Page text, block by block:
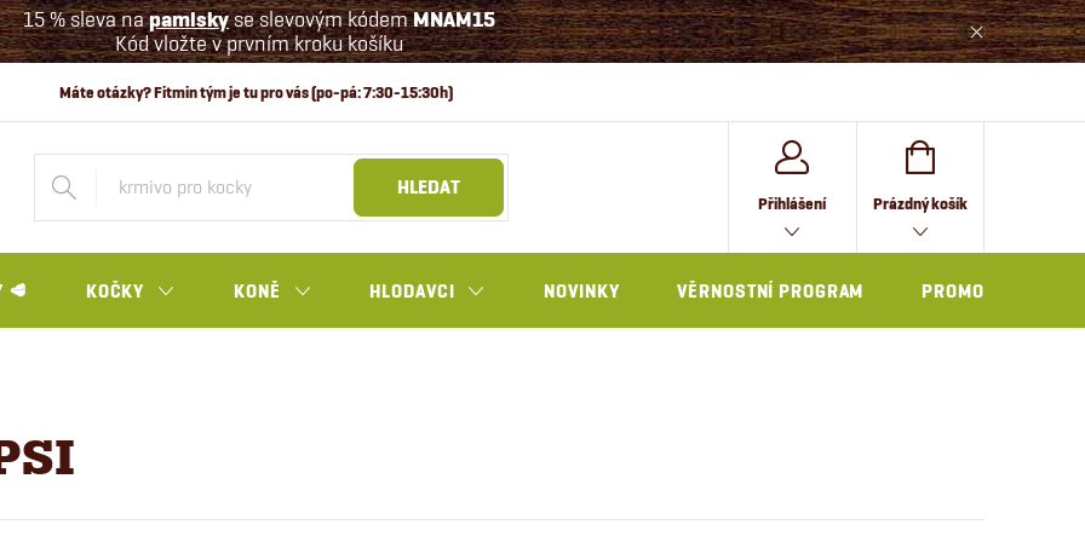
15 % sleva napamlskyse slevovým kódemMNAM15
Kód vložte v prvním kroku košíku
HLEDAT
Přihlášení
NÁKUPNÍ
KOŠÍK
Prázdný košík
🥩 KOČKY KONĚ HLODAVCI NOVINKY VĚRNOSTNÍ PROGRAM PROMO